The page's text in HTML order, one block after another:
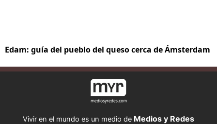
Edam: guía del pueblo del queso cerca de Ámsterdam
Vivir en el mundo es un medio de Medios y Redes